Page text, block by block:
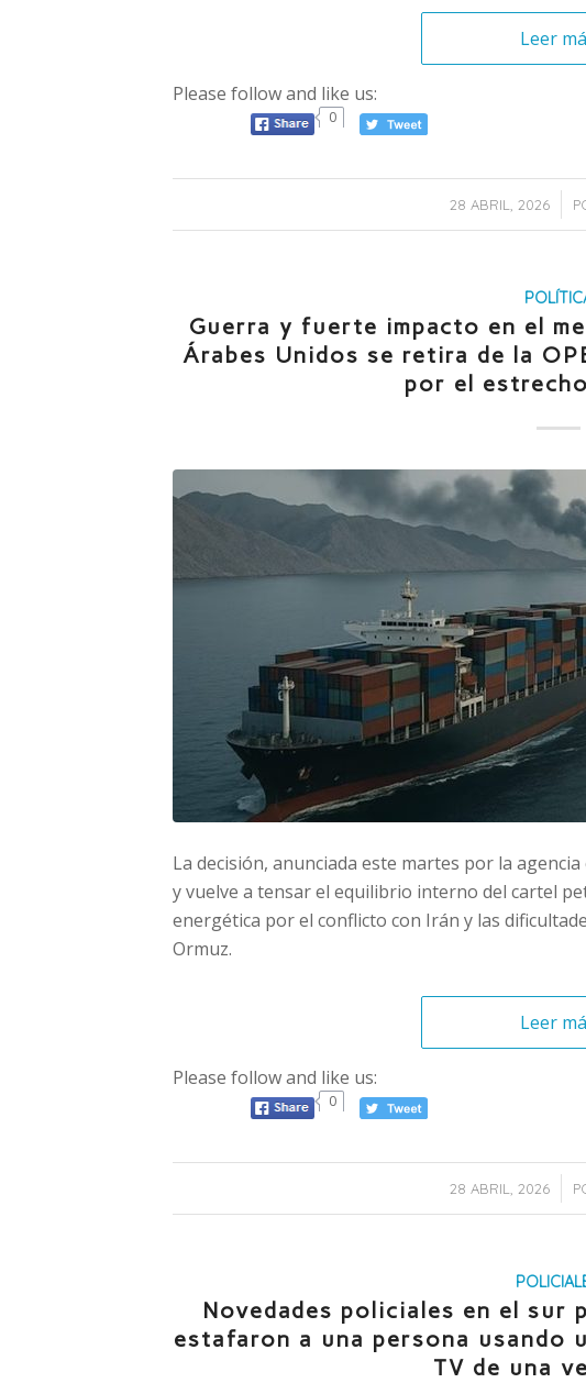
Leer
Please follow and like us:
0
28 ABRIL, 2026
/
Guerra y fuerte impacto en el
Árabes Unidos se retira de la
por el
La decisión, anunciada este martes por la
y vuelve a tensar el equilibrio interno del cartel
energética por el conflicto con Irán y las
Ormuz.
Leer
Please follow and like us:
0
28 ABRIL, 2026
/
Novedades policiales en el sur
estafaron a una persona usando
TV de una